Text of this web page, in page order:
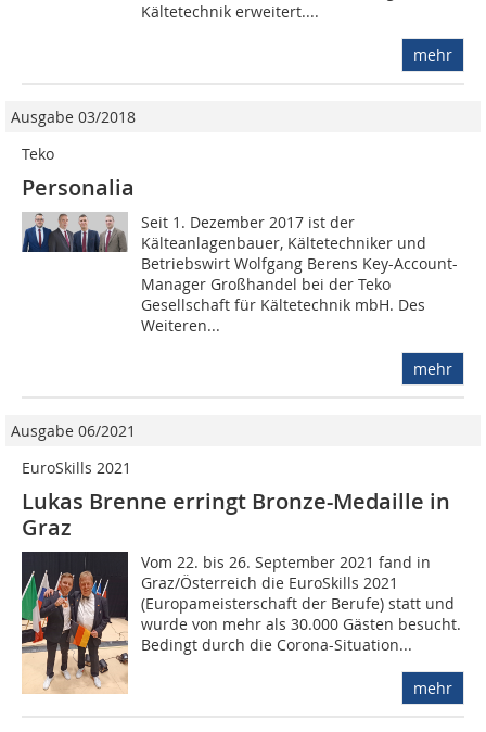
Kältetechnik erweitert....
mehr
Ausgabe 03/2018
Teko
Personalia
Seit 1. Dezember 2017 ist der
Kälteanlagenbauer, Kältetechniker und
Betriebswirt Wolfgang Berens Key-Account-
Manager Großhandel bei der Teko
Gesellschaft für Kältetechnik mbH. Des
Weiteren...
mehr
Ausgabe 06/2021
EuroSkills 2021
Lukas Brenne erringt Bronze-Medaille in
Graz
Vom 22. bis 26. September 2021 fand in
Graz/Österreich die EuroSkills 2021
(Europameisterschaft der Berufe) statt und
wurde von mehr als 30.000 Gästen besucht.
Bedingt durch die Corona-Situation...
mehr